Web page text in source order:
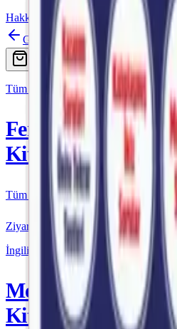
Hakkımızda İletişim
Geri
Ara
Online Satış
Tüm Yayınlar
Fenomen
Kitap
Tüm Kurmay yayınları için resmi satış
Ziyaret Et
İngilizce
More & More
Kitap